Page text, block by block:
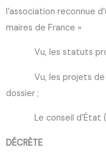
l’association reconnue
maires de France »
Vu, les statuts
Vu, les projets de
dossier ;
Le conseil d’État
DÉCRÈTE